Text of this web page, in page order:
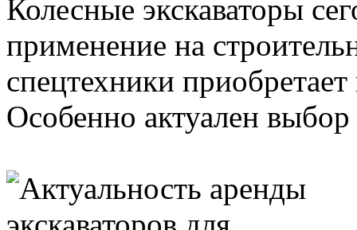
Колесные экскаваторы
применение на
спецтехники
Особенно актуален